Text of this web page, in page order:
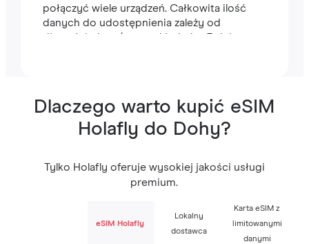
połączyć wiele urządzeń. Całkowita ilość
danych do udostępnienia zależy od
długości planu (na przykład plan 7-dniowy
Dlaczego warto kupić eSIM
Holafly do Dohy?
Tylko Holafly oferuje wysokiej jakości usługi
premium.
eSIM Holafly
Lokalny
dostawca
Karta eSIM z
limitowanymi
danymi